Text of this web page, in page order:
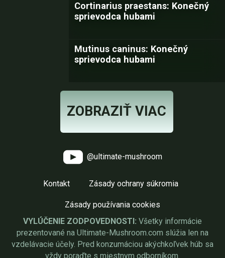
Cortinarius praestans: Konečný
sprievodca hubami
Mutinus caninus: Konečný
sprievodca hubami
ZOBRAZIŤ VIAC
@ultimate-mushroom
Kontakt Zásady ochrany súkromia
Zásady používania cookies
VYLÚČENIE ZODPOVEDNOSTI: Všetky informácie
prezentované na Ultimate-Mushroom.com slúžia len na
vzdelávacie účely. Pred konzumáciou akýchkoľvek húb sa
vždy poraďte s miestnym odborníkom.